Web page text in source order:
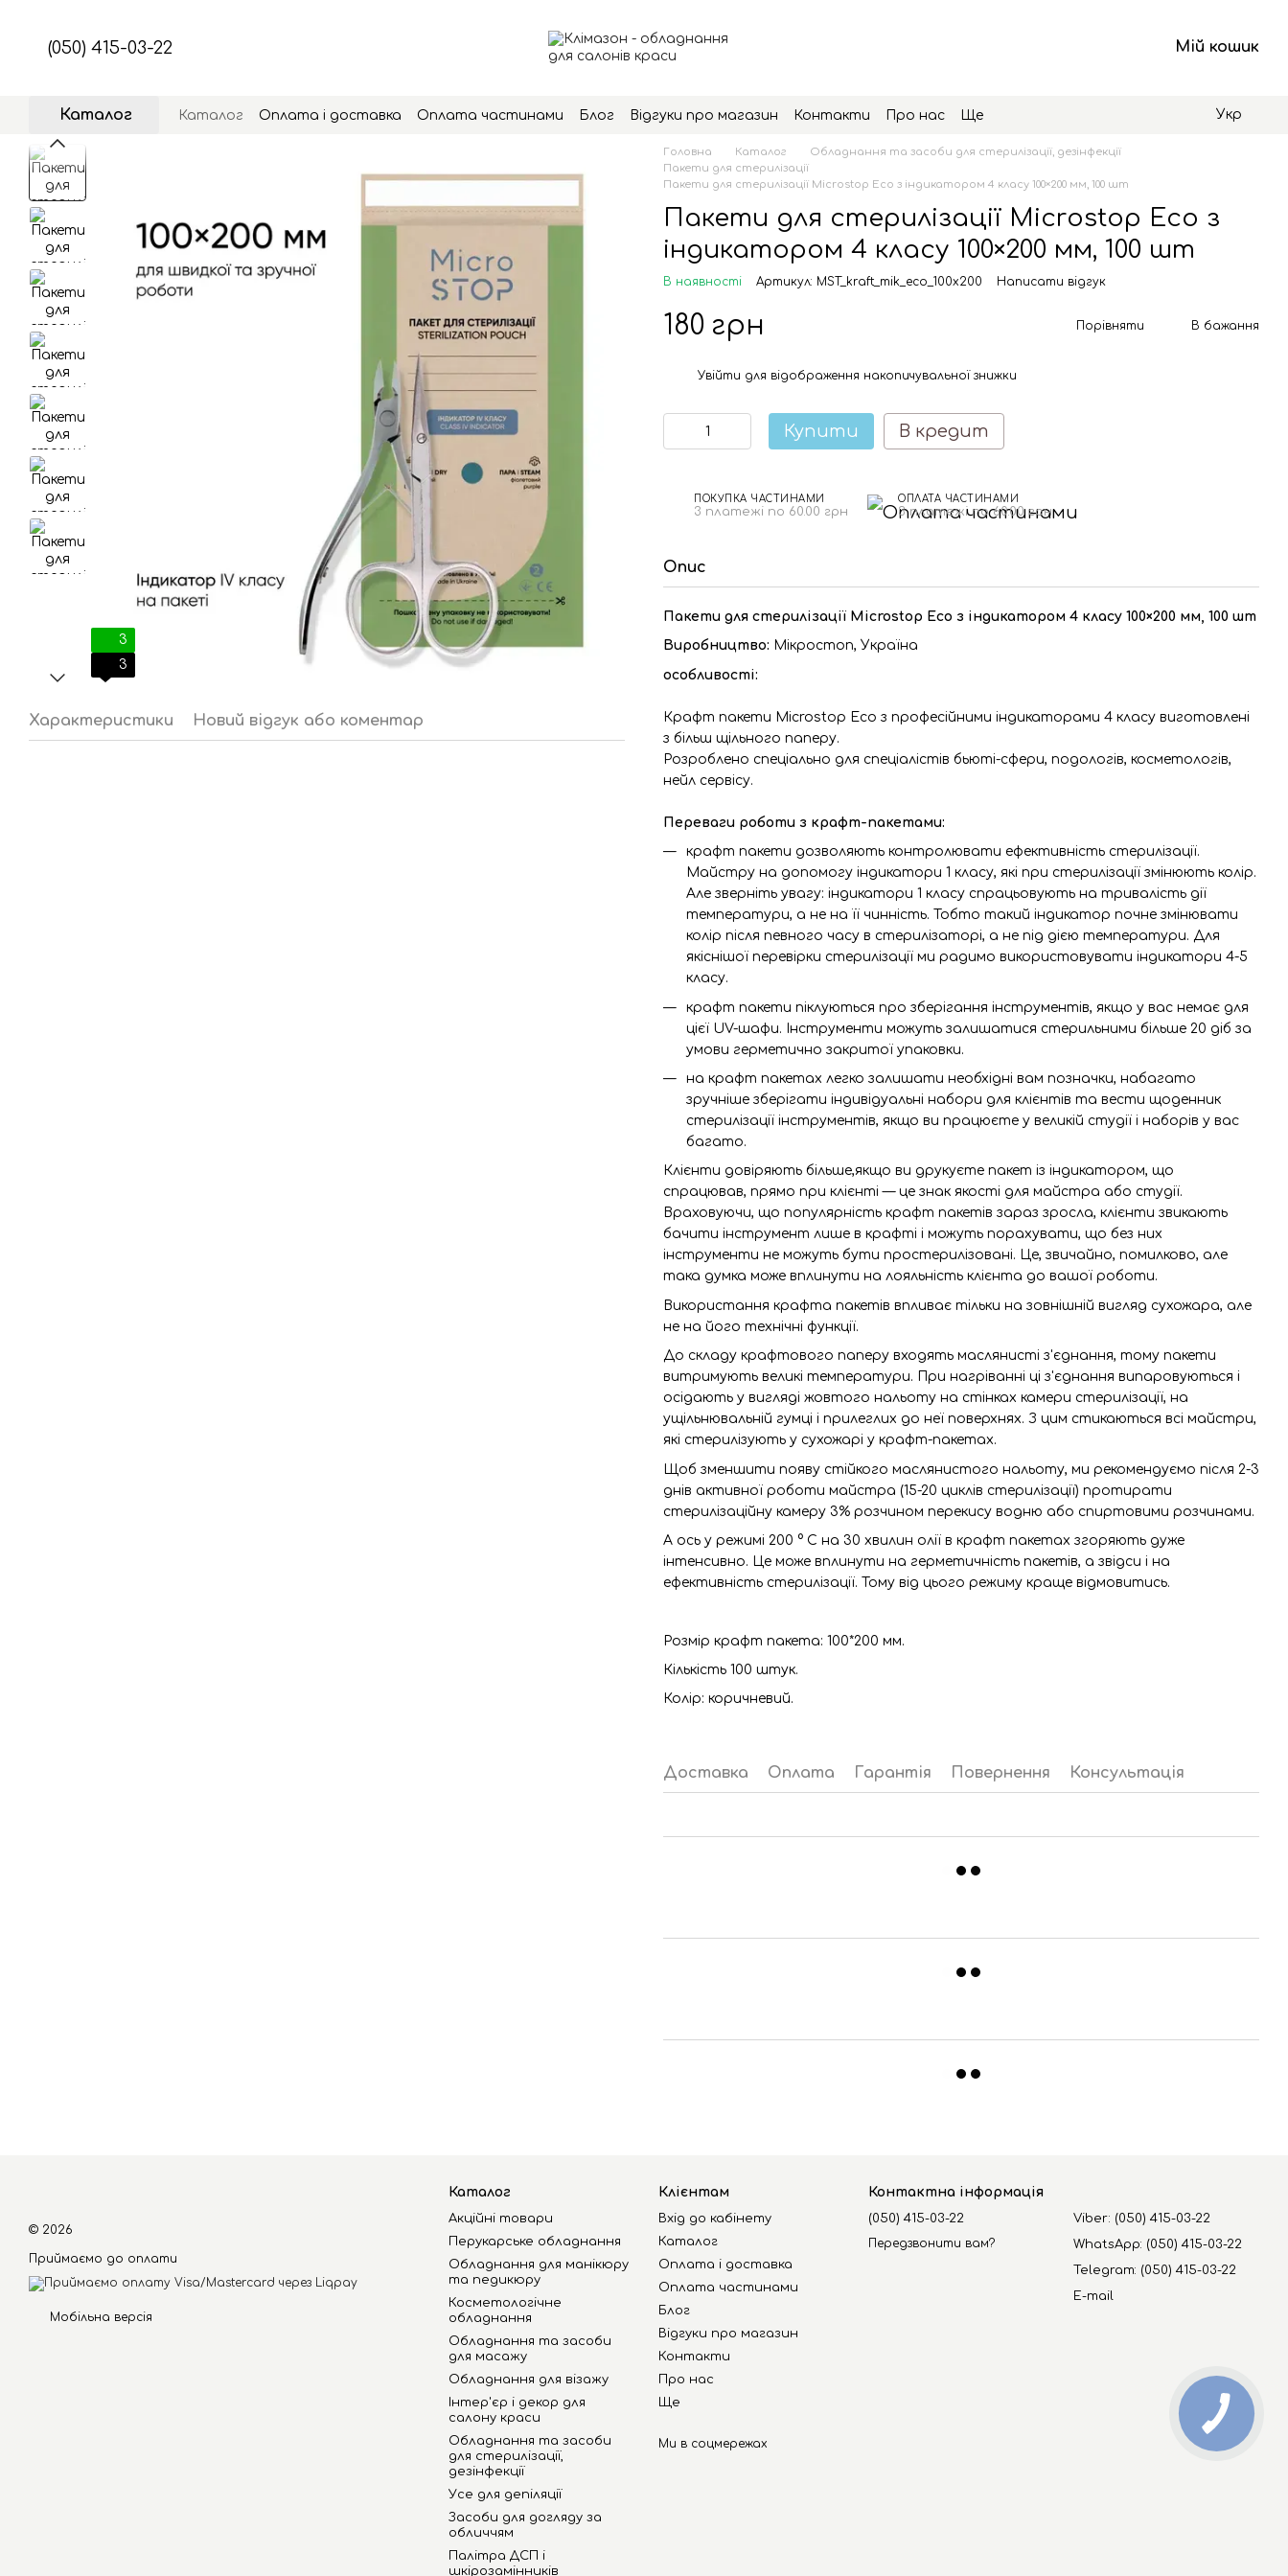
(050) 415-03-22 Мій кошик
Каталог Каталог Оплата і доставка Оплата частинами Блог Відгуки про магазин Контакти Про нас Ще Укр
3
3
Характеристики Новий відгук або коментар
Головна Каталог
Обладнання та засоби для стерилізації, дезінфекції
Пакети для стерилізації
Пакети для стерилізації Microstop Еco з індикатором 4 класу 100×200 мм, 100 шт
Пакети для стерилізації Microstop Еco з
індикатором 4 класу 100×200 мм, 100 шт
В наявності Артикул: MST_kraft_mik_eco_100x200 Написати відгук
180 грн Порівняти В бажання
Увійти для відображення накопичувальної знижки
Купити В кредит
ПОКУПКА ЧАСТИНАМИ
3 платежі по 60.00 грн
ОПЛАТА ЧАСТИНАМИ
3 платежі по 60.00 грн
Опис
Пакети для стерилізації Microstop Еco з індикатором 4 класу 100×200 мм, 100 шт
Виробництво: Мікростоп, Україна
особливості:
Крафт пакети Microstop Еco з професійними індикаторами 4 класу виготовлені
з більш щільного паперу.
Розроблено спеціально для спеціалістів бьюті-сфери, подологів, косметологів,
нейл сервісу.
Переваги роботи з крафт-пакетами:
крафт пакети дозволяють контролювати ефективність стерилізації.
Майстру на допомогу індикатори 1 класу, які при стерилізації змінюють колір.
Але зверніть увагу: індикатори 1 класу спрацьовують на тривалість дії
температури, а не на її чинність. Тобто такий індикатор почне змінювати
колір після певного часу в стерилізаторі, а не під дією температури. Для
якіснішої перевірки стерилізації ми радимо використовувати індикатори 4-5
класу.
крафт пакети піклуються про зберігання інструментів, якщо у вас немає для
цієї UV-шафи. Інструменти можуть залишатися стерильними більше 20 діб за
умови герметично закритої упаковки.
на крафт пакетах легко залишати необхідні вам позначки, набагато
зручніше зберігати індивідуальні набори для клієнтів та вести щоденник
стерилізації інструментів, якщо ви працюєте у великій студії і наборів у вас
багато.
Клієнти довіряють більше,якщо ви друкуєте пакет із індикатором, що
спрацював, прямо при клієнті — це знак якості для майстра або студії.
Враховуючи, що популярність крафт пакетів зараз зросла, клієнти звикають
бачити інструмент лише в крафті і можуть порахувати, що без них
інструменти не можуть бути простерилізовані. Це, звичайно, помилково, але
така думка може вплинути на лояльність клієнта до вашої роботи.
Використання крафта пакетів впливає тільки на зовнішній вигляд сухожара, але
не на його технічні функції.
До складу крафтового паперу входять маслянисті з'єднання, тому пакети
витримують великі температури. При нагріванні ці з'єднання випаровуються і
осідають у вигляді жовтого нальоту на стінках камери стерилізації, на
ущільнювальній гумці і прилеглих до неї поверхнях. З цим стикаються всі майстри,
які стерилізують у сухожарі у крафт-пакетах.
Щоб зменшити появу стійкого маслянистого нальоту, ми рекомендуємо після 2-3
днів активної роботи майстра (15-20 циклів стерилізації) протирати
стерилізаційну камеру 3% розчином перекису водню або спиртовими розчинами.
А ось у режимі 200 ° C на 30 хвилин олії в крафт пакетах згоряють дуже
інтенсивно. Це може вплинути на герметичність пакетів, а звідси і на
ефективність стерилізації. Тому від цього режиму краще відмовитись.
Розмір крафт пакета: 100*200 мм.
Кількість 100 штук.
Колір: коричневий.
Доставка Оплата Гарантія Повернення Консультація
© 2026
Приймаємо до оплати
Мобільна версія
Каталог
Акційні товари
Перукарське обладнання
Обладнання для манікюру
та педикюру
Косметологічне
обладнання
Обладнання та засоби
для масажу
Обладнання для візажу
Інтер'єр і декор для
салону краси
Обладнання та засоби
для стерилізації,
дезінфекції
Усе для депіляції
Засоби для догляду за
обличчям
Палітра ДСП і
шкірозамінників
Клієнтам
Вхід до кабінету
Каталог
Оплата і доставка
Оплата частинами
Блог
Відгуки про магазин
Контакти
Про нас
Ще
Ми в соцмережах
Контактна інформація
(050) 415-03-22
Передзвонити вам?
Viber: (050) 415-03-22
WhatsApp: (050) 415-03-22
Telegram: (050) 415-03-22
E-mail